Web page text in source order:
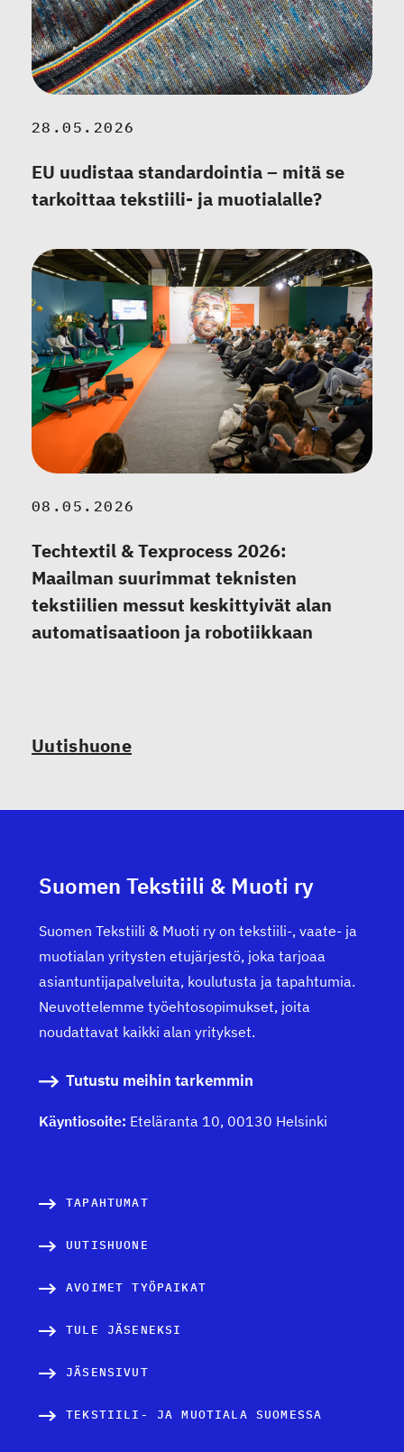
28.05.2026
EU uudistaa standardointia – mitä se
tarkoittaa tekstiili- ja muotialalle?
08.05.2026
Techtextil & Texprocess 2026:
Maailman suurimmat teknisten
tekstiilien messut keskittyivät alan
automatisaatioon ja robotiikkaan
Uutishuone
Suomen Tekstiili & Muoti ry
Suomen Tekstiili & Muoti ry on tekstiili-, vaate- ja
muotialan yritysten etujärjestö, joka tarjoaa
asiantuntijapalveluita, koulutusta ja tapahtumia.
Neuvottelemme työehtosopimukset, joita
noudattavat kaikki alan yritykset.
Tutustu meihin tarkemmin
Käyntiosoite: Eteläranta 10, 00130 Helsinki
TAPAHTUMAT
UUTISHUONE
AVOIMET TYÖPAIKAT
TULE JÄSENEKSI
JÄSENSIVUT
TEKSTIILI- JA MUOTIALA SUOMESSA